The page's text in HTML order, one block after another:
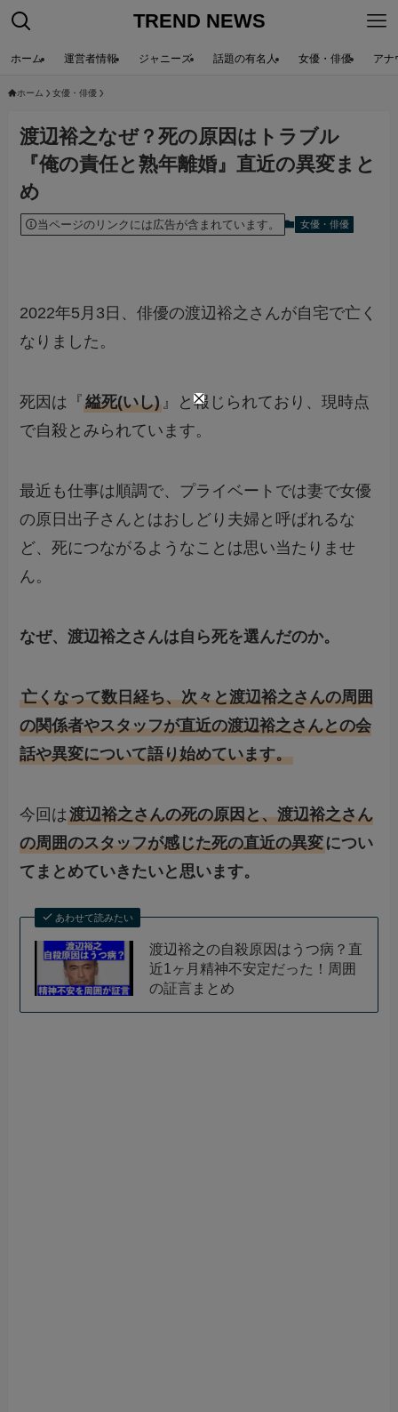
TREND NEWS
ホーム 運営者情報 ジャニーズ 話題の有名人 女優・俳優 アナ
ホーム 女優・俳優
渡辺裕之なぜ？死の原因はトラブル
『俺の責任と熟年離婚』直近の異変まと
め
当ページのリンクには広告が含まれています。 女優・俳優
2022年5月3日、俳優の渡辺裕之さんが自宅で亡く
なりました。
死因は『縊死(いし)』と報じられており、現時点
で自殺とみられています。
最近も仕事は順調で、プライベートでは妻で女優
の原日出子さんとはおしどり夫婦と呼ばれるな
ど、死につながるようなことは思い当たりませ
ん。
なぜ、渡辺裕之さんは自ら死を選んだのか。
亡くなって数日経ち、次々と渡辺裕之さんの周囲
の関係者やスタッフが直近の渡辺裕之さんとの会
話や異変について語り始めています。
今回は渡辺裕之さんの死の原因と、渡辺裕之さん
の周囲のスタッフが感じた死の直近の異変につい
てまとめていきたいと思います。
あわせて読みたい
渡辺裕之の自殺原因はうつ病？直
近1ヶ月精神不安定だった！周囲
の証言まとめ